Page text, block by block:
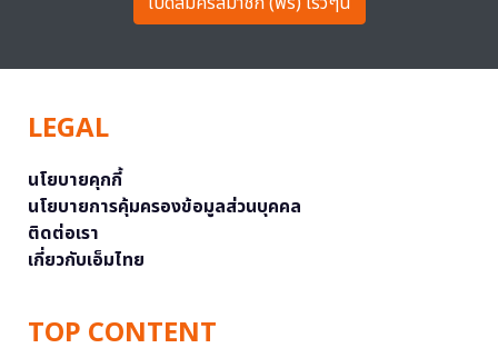
LEGAL
นโยบายคุกกี้
นโยบายการคุ้มครองข้อมูลส่วนบุคคล
ติดต่อเรา
เกี่ยวกับเอ็มไทย
TOP CONTENT